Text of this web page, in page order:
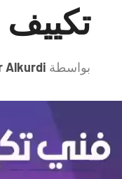
تكييف
بواسطة Alkurdi